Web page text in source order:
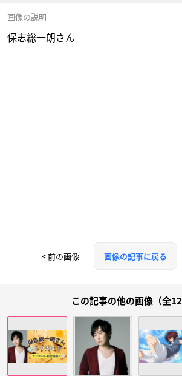
画像の説明
保志総一朗さん
< 前の画像 画像の記事に戻る
この記事の他の画像（全12